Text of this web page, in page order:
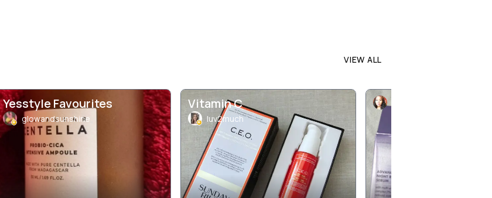
VIEW ALL
Yesstyle Favourites
glowandsunshine
Vitamin C
luv2much